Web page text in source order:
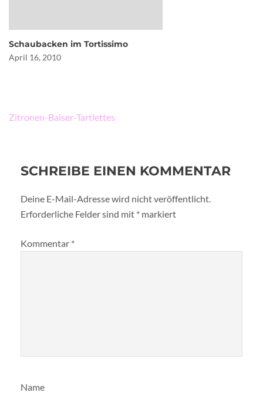
Schaubacken im Tortissimo
April 16, 2010
Beitragsnavigation
Zitronen-Baiser-Tartlettes
SCHREIBE EINEN KOMMENTAR
Deine E-Mail-Adresse wird nicht veröffentlicht.
Erforderliche Felder sind mit * markiert
Kommentar *
Name